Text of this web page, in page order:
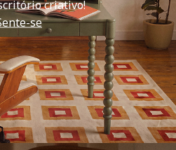
criativo!
se